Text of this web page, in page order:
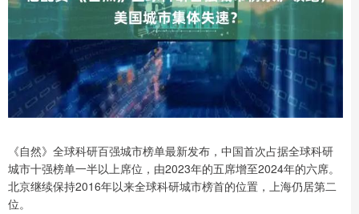
《自然》全球科研百强城市榜单最新发布，中国首次占据全球科研
城市十强榜单一半以上席位，由2023年的五席增至2024年的六席。
北京继续保持2016年以来全球科研城市榜首的位置，上海仍居第二
位。